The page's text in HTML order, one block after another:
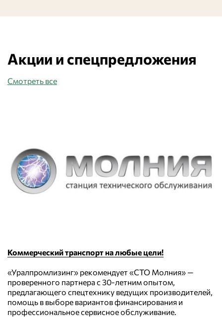
Акции и спецпредложения
Смотреть все
Коммерческий транспорт на любые цели!
«Уралпромлизинг» рекомендует «СТО Молния» —
проверенного партнера с 30-летним опытом,
предлагающего спецтехнику ведущих производителей,
помощь в выборе вариантов финансирования и
профессиональное сервисное обслуживание.